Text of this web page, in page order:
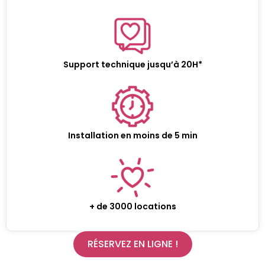
Support technique jusqu’à 20H*
Installation en moins de 5 min
+ de 3000 locations
RÉSERVEZ EN LIGNE !